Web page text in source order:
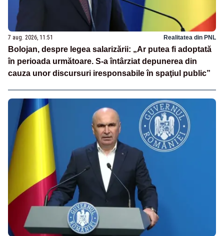
7 aug. 2026, 11:51 Realitatea din PNL
Bolojan, despre legea salarizării: „Ar putea fi adoptată
în perioada următoare. S-a întârziat depunerea din
cauza unor discursuri iresponsabile în spaţiul public”